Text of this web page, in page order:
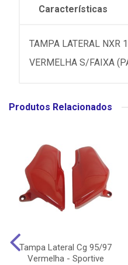
Características
TAMPA LATERAL
VERMELHA S/FAIXA
Produtos Relacionados
Tampa Lateral Cg 95/97
Vermelha - Sportive